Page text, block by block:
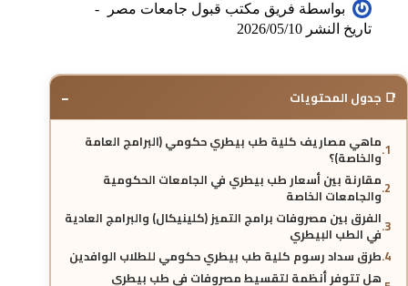
بواسطة فريق مكتب قبول جامعات مصر
تاريخ النشر 2026/05/10
📑 جدول المحتويات −
ماهي مصاريف كلية طب بيطري حكومي (البرامج العامة
والخاصة)؟
مقارنة بين أسعار طب بيطري في الجامعات الحكومية
والجامعات الخاصة
الفرق بين مصروفات برامج التميز (كلينيكال) والبرامج العادية
في الطب البيطري
طرق سداد رسوم كلية طب بيطري حكومي للطلاب الوافدين
هل تتوفر أنظمة لتقسيط مصروفات في طب بيطري